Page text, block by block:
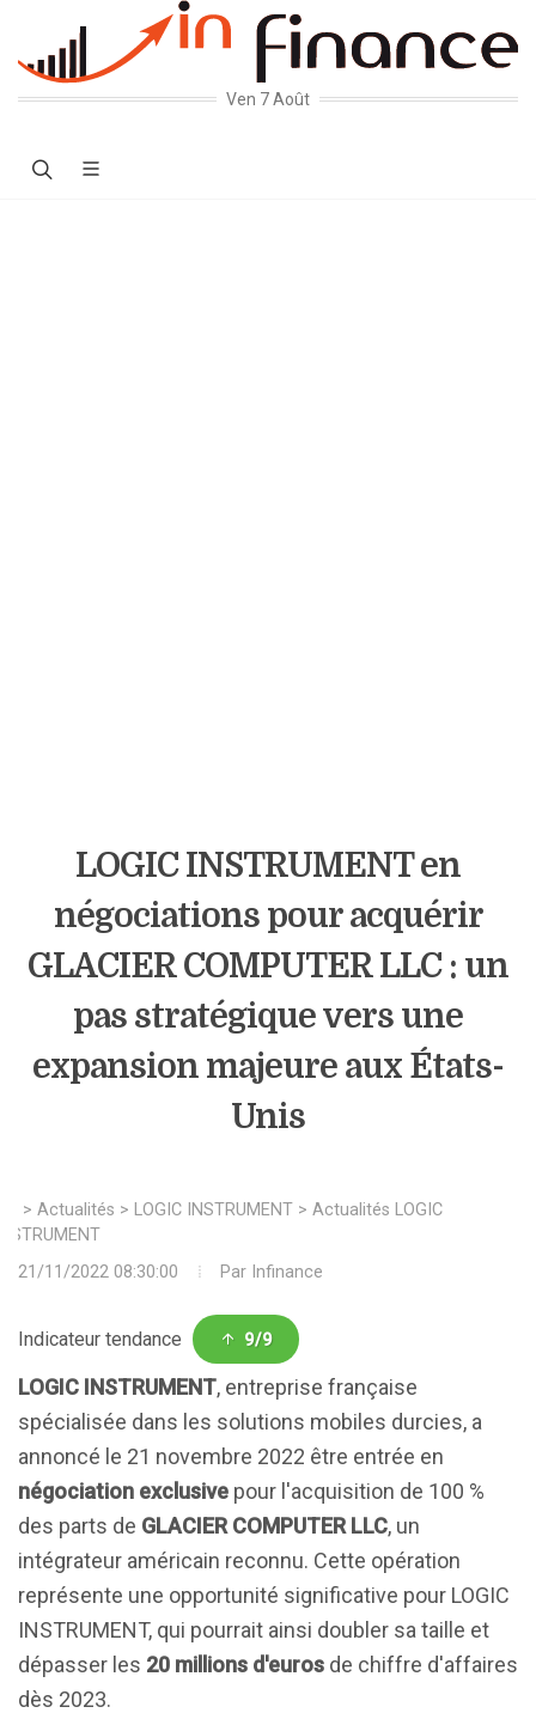
Ven 7 Août
LOGIC INSTRUMENT en
négociations pour acquérir
GLACIER COMPUTER LLC : un
pas stratégique vers une
expansion majeure aux États-
Unis
> Actualités > LOGIC INSTRUMENT > Actualités LOGIC
21/11/2022 08:30:00
Par Infinance
Indicateur tendance 9/9
LOGIC INSTRUMENT, entreprise française
spécialisée dans les solutions mobiles durcies, a
annoncé le 21 novembre 2022 être entrée en
négociation exclusive pour l'acquisition de 100 %
des parts de GLACIER COMPUTER LLC, un
intégrateur américain reconnu. Cette opération
représente une opportunité significative pour LOGIC
INSTRUMENT, qui pourrait ainsi doubler sa taille et
dépasser les 20 millions d'euros de chiffre d'affaires
dès 2023.